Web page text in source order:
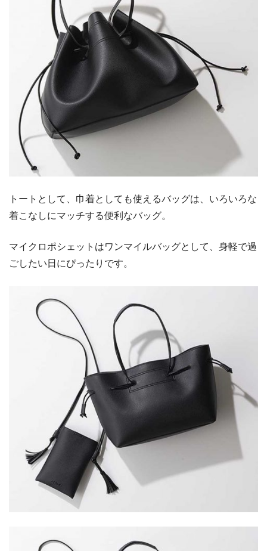
トートとして、巾着としても使えるバッグは、いろいろな
着こなしにマッチする便利なバッグ。
マイクロポシェットはワンマイルバッグとして、身軽で過
ごしたい日にぴったりです。